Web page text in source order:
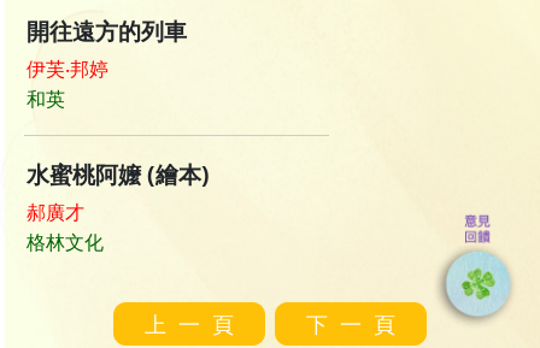
開往遠方的列車
伊芙‧邦婷
和英
水蜜桃阿嬤 (繪本)
郝廣才
格林文化
上一頁 下一頁